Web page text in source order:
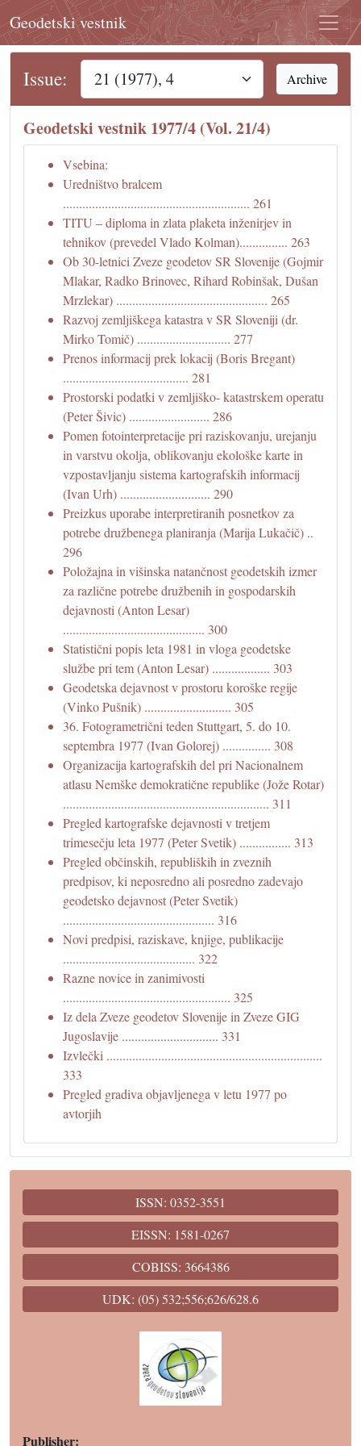
Geodetski vestnik
Issue: Archive
Geodetski vestnik 1977/4 (Vol. 21/4)
Vsebina:
Uredništvo bralcem
.......................................................... 261
TITU – diploma in zlata plaketa inženirjev in
tehnikov (prevedel Vlado Kolman)............... 263
Ob 30-letnici Zveze geodetov SR Slovenije (Gojmir
Mlakar, Radko Brinovec, Rihard Robinšak, Dušan
Mrzlekar) ............................................... 265
Razvoj zemljiškega katastra v SR Sloveniji (dr.
Mirko Tomič) ............................. 277
Prenos informacij prek lokacij (Boris Bregant)
....................................... 281
Prostorski podatki v zemljiško- katastrskem operatu
(Peter Šivic) ......................... 286
Pomen fotointerpretacije pri raziskovanju, urejanju
in varstvu okolja, oblikovanju ekološke karte in
vzpostavljanju sistema kartografskih informacij
(Ivan Urh) ............................ 290
Preizkus uporabe interpretiranih posnetkov za
potrebe družbenega planiranja (Marija Lukačič) ..
296
Položajna in višinska natančnost geodetskih izmer
za različne potrebe družbenih in gospodarskih
dejavnosti (Anton Lesar)
............................................ 300
Statistični popis leta 1981 in vloga geodetske
službe pri tem (Anton Lesar) .................. 303
Geodetska dejavnost v prostoru koroške regije
(Vinko Pušnik) ........................... 305
36. Fotogrametrični teden Stuttgart, 5. do 10.
septembra 1977 (Ivan Golorej) ............... 308
Organizacija kartografskih del pri Nacionalnem
atlasu Nemške demokratične republike (Jože Rotar)
................................................................ 311
Pregled kartografske dejavnosti v tretjem
trimesečju leta 1977 (Peter Svetik) ................ 313
Pregled občinskih, republiških in zveznih
predpisov, ki neposredno ali posredno zadevajo
geodetsko dejavnost (Peter Svetik)
............................................... 316
Novi predpisi, raziskave, knjige, publikacije
......................................... 322
Razne novice in zanimivosti
.................................................... 325
Iz dela Zveze geodetov Slovenije in Zveze GIG
Jugoslavije .............................. 331
Izvlečki ...................................................................
333
Pregled gradiva objavljenega v letu 1977 po
avtorjih
ISSN: 0352-3551
EISSN: 1581-0267
COBISS: 3664386
UDK: (05) 532;556;626/628.6
Publisher: